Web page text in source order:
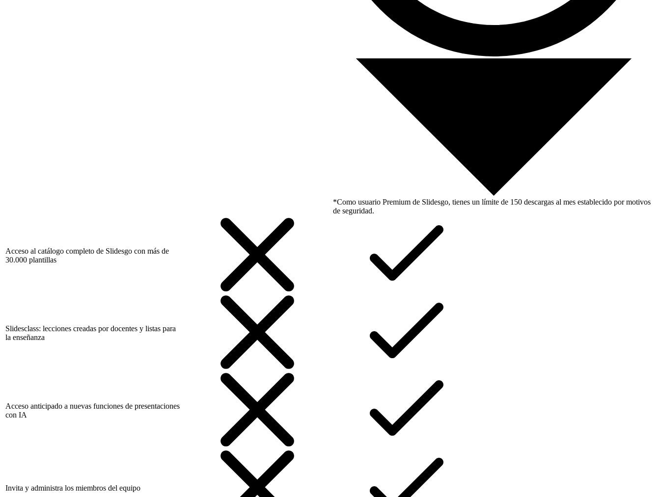
*Como usuario Premium de Slidesgo, tienes un límite de 150 descargas al mes establecido por motivos
de seguridad.
Acceso al catálogo completo de Slidesgo con más de
30.000 plantillas
Slidesclass: lecciones creadas por docentes y listas para
la enseñanza
Acceso anticipado a nuevas funciones de presentaciones
con IA
Invita y administra los miembros del equipo